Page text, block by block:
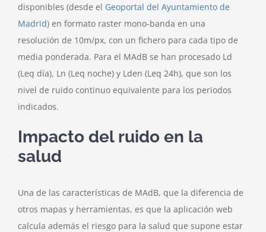
disponibles (desde el Geoportal del Ayuntamiento de
Madrid) en formato raster mono-banda en una
resolución de 10m/px, con un fichero para cada tipo de
media ponderada. Para el MAdB se han procesado Ld
(Leq día), Ln (Leq noche) y Lden (Leq 24h), que son los
nivel de ruido continuo equivalente para los periodos
indicados.
Impacto del ruido en la
salud
Una de las características de MAdB, que la diferencia de
otros mapas y herramientas, es que la aplicación web
calcula además el riesgo para la salud que supone estar